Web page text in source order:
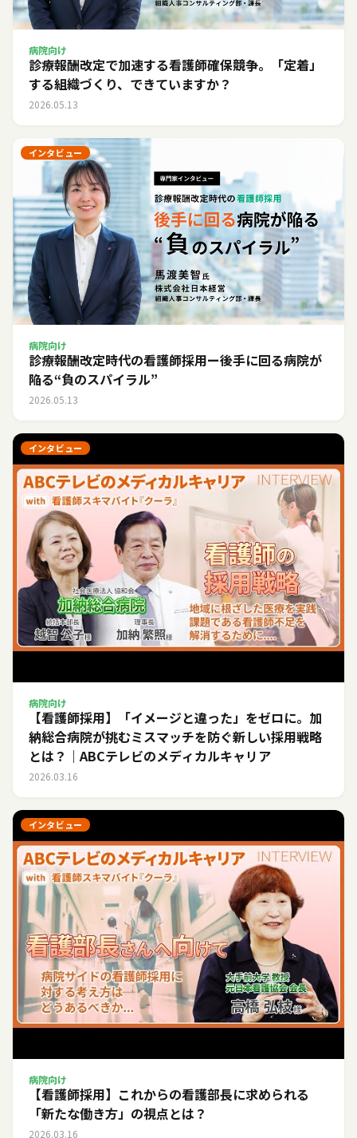
病院向け
診療報酬改定で加速する看護師確保競争。「定着」
する組織づくり、できていますか？
2026.05.13
インタビュー
病院向け
診療報酬改定時代の看護師採用ー後手に回る病院が
陥る“負のスパイラル”
2026.05.13
インタビュー
病院向け
【看護師採用】「イメージと違った」をゼロに。加
納総合病院が挑むミスマッチを防ぐ新しい採用戦略
とは？｜ABCテレビのメディカルキャリア
2026.03.16
インタビュー
病院向け
【看護師採用】これからの看護部長に求められる
「新たな働き方」の視点とは？
2026.03.16